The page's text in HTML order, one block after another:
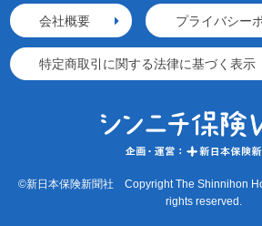
会社概要 プライバシー
特定商取引に関する法律に基づく表示
©新日本保険新聞社 Copyright The Shinnihon
rights reserved.